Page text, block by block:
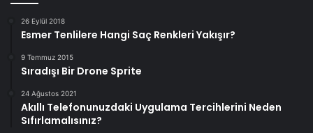
26 Eylül 2018
Esmer Tenlilere Hangi Saç Renkleri Yakışır?
9 Temmuz 2015
Sıradışı Bir Drone Sprite
24 Ağustos 2021
Akıllı Telefonunuzdaki Uygulama Tercihlerini Neden
Sıfırlamalısınız?